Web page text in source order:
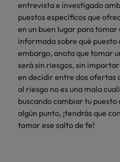
entrevista e investigado
puestos específicos que
en un buen lugar para tomar
informada sobre qué puesto
embargo, anota que tomar
será sin riesgos, sin
en decidir entre dos ofertas
al riesgo no es una mala
buscando cambiar tu
algún punto, ¡tendrás que
tomar ese salto de fe!